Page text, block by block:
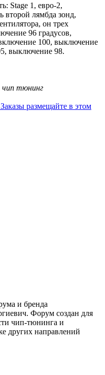
Stage 1, евро-2,
второй лямбда зонд,
он трех
96 градусов,
100, выключение
выключение 98.
чип тюнинг
размещайте в этом
и бренда
Форум создан для
чип-тюнинга и
других направлений